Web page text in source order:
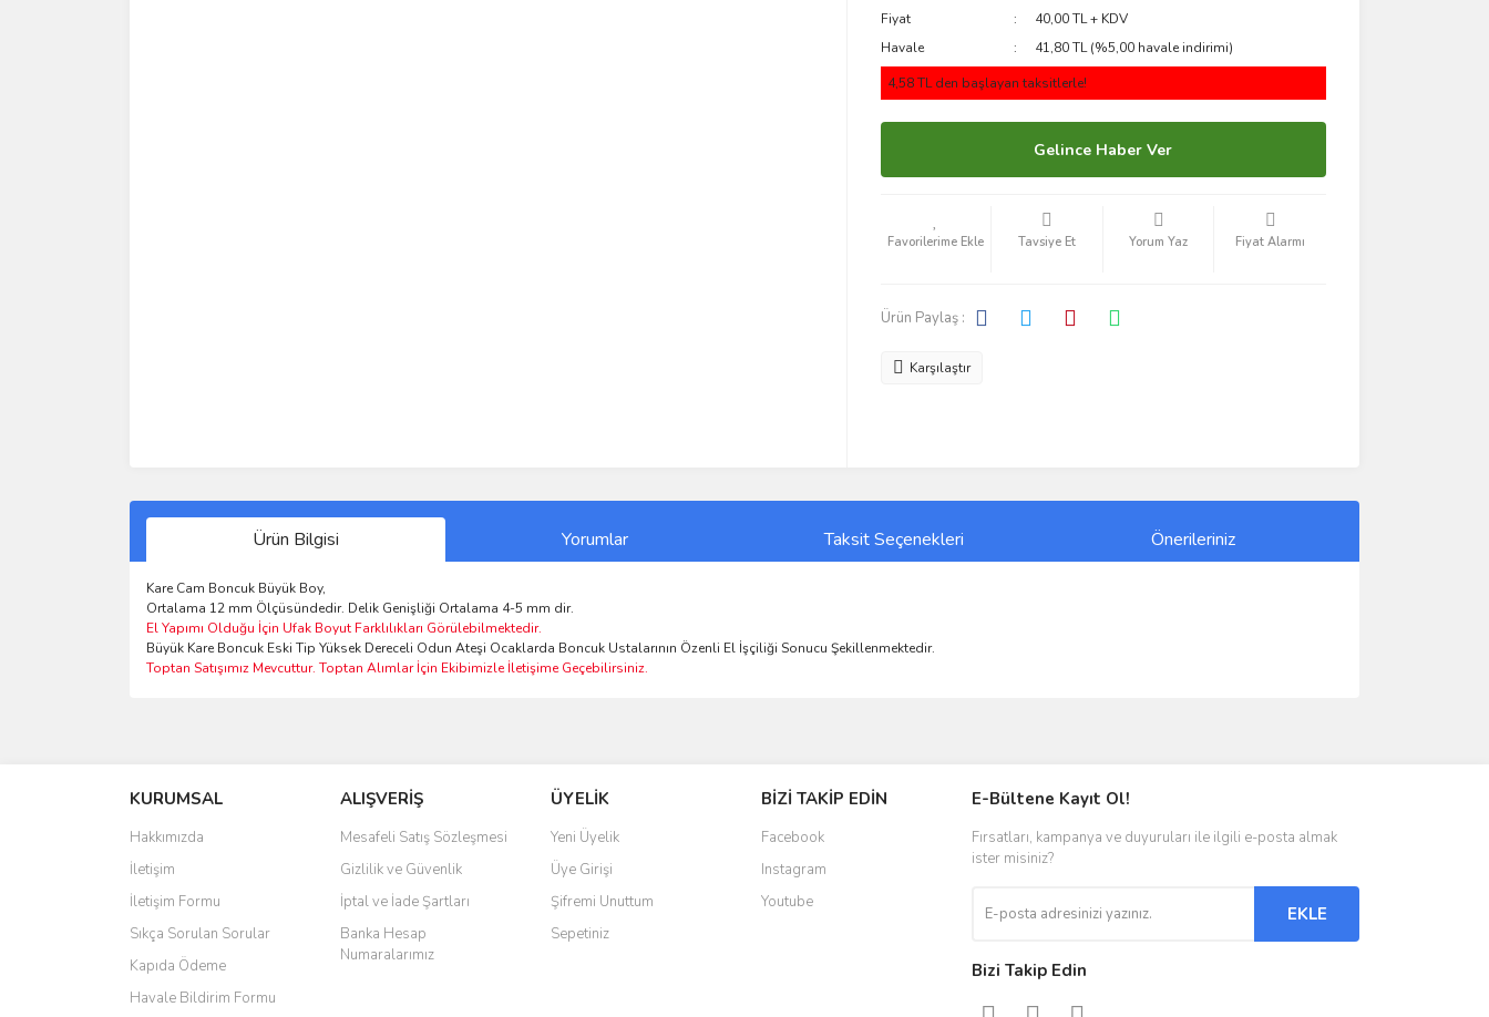
Fiyat
40,00 TL + KDV
Havale
41,80 TL (%5,00 havale indirimi)
4,58 TL den başlayan taksitlerle!
Gelince Haber Ver
Tavsiye Et Yorum Yaz Fiyat Alarmı
Ürün Paylaş :
Karşılaştır
Ürün Bilgisi Yorumlar Taksit Seçenekleri Önerileriniz
Kare Cam Boncuk Büyük Boy,
Ortalama 12 mm Ölçüsündedir. Delik Genişliği Ortalama 4-5 mm dir.
El Yapımı Olduğu İçin Ufak Boyut Farklılıkları Görülebilmektedir.
Büyük Kare Boncuk Eski Tip Yüksek Dereceli Odun Ateşi Ocaklarda Boncuk Ustalarının Özenli El İşçiliği Sonucu Şekillenmektedir.
Toptan Satışımız Mevcuttur. Toptan Alımlar İçin Ekibimizle İletişime Geçebilirsiniz.
Ürün resmi kalitesiz, bozuk veya görüntülenemiyor.
Ürün açıklamasında eksik bilgiler bulunuyor.
Ürün bilgilerinde hatalar bulunuyor.
Ürün fiyatı diğer sitelerden daha pahalı.
Bu ürüne benzer farklı alternatifler olmalı.
KURUMSAL
Hakkımızda
İletişim
İletişim Formu
Sıkça Sorulan Sorular
Kapıda Ödeme
Havale Bildirim Formu
ALIŞVERİŞ
Mesafeli Satış Sözleşmesi
Gizlilik ve Güvenlik
İptal ve İade Şartları
Banka Hesap
Numaralarımız
ÜYELİK
Yeni Üyelik
Üye Girişi
Şifremi Unuttum
Sepetiniz
BİZİ TAKİP EDİN
Facebook
Instagram
Youtube
E-Bültene Kayıt Ol!
Fırsatları, kampanya ve duyuruları ile ilgili e-posta almak
ister misiniz?
EKLE
Bizi Takip Edin